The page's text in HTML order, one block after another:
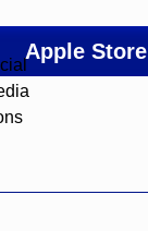
Apple Store